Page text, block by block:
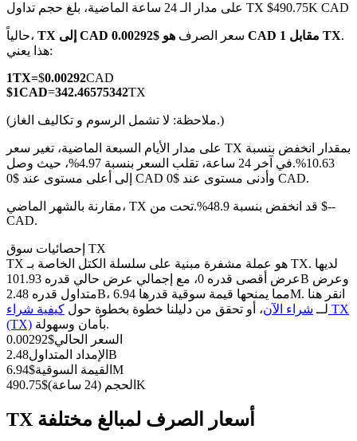
العقود الآجلة للعملات المشفرة
مشتقات الأسهم والعملات الأجنبية والمعادن الثمينة والسلع
العقود الآجلة USDC
العقود الآجلة باستخدام USDC كضمان
على مدار الـ 24 ساعة الماضية، بلغ حجم تداول TX $490.75K CAD
حالياً، TX إلى CAD سعر الصرف هو $0.00292 CAD مقابل 1 TX.
هذا يعني:
1TX=$0.00292CAD
$1CAD=342.46575342TX
(ملاحظة: لا تشمل الرسوم و تكاليف الغاز.)
على مدار الأيام السبعة الماضية، تغير سعر TX بمقدار انخفض بنسبة
10.63%.
في آخر 24 ساعة، تقلب السعر بنسبة 4.97%، حيث وصل
إلى أعلى مستوى عند $0 CAD وأدنى مستوى عند $0 CAD.
مقارنة بالشهر الماضي، TX قد انخفض بنسبة 48.9%.تحت من $--
CAD.
إحصائيات سوق TX
TX هو عملة مشفرة مبنية على سلسلة الكتل الخاصة بـ TX. لديها
عرض أقصى قدره 0، مع إجمالي عرض حالي قدره 101.93B وعرض
متداول قدره 2.48B، مما يمنحها قيمة سوقية قدرها 6.94M. انقر هنا
لــ شراء الآن، أو تحقق من دليلنا خطوة بخطوة حول كيفية شراء TX
(TX)
بأمان وسهولة.
السعر الحالي$
0.00292
الإمداد المتداول 2.48B
القيمة السوقية$
6.94M
الحجم (24 ساعة)
$ 490.75K
TX أسعار الصرف لمبالغ مختلفة